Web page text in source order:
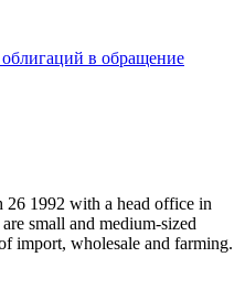
в обращение
26 1992 with a head office in
small and medium-sized
import, wholesale and farming.